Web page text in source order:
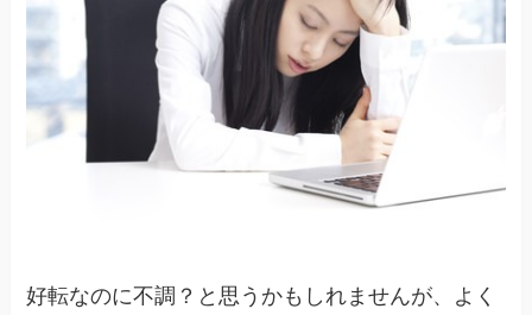
好転なのに不調？と思うかもしれませんが、よく